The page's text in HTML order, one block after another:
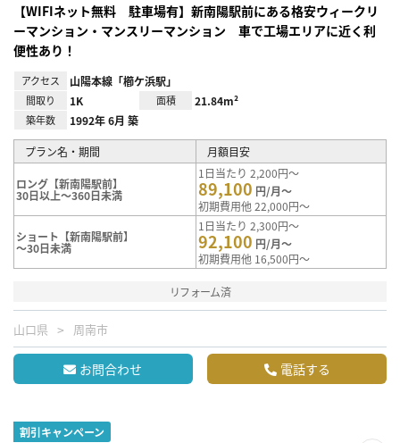
【WIFIネット無料 駐車場有】新南陽駅前にある格安ウィークリ
ーマンション・マンスリーマンション 車で工場エリアに近く利
便性あり！
アクセス 山陽本線「櫛ケ浜駅」
間取り 1K 面積 21.84m²
築年数 1992年 6月 築
プラン名・期間 月額目安
ロング【新南陽駅前】
30日以上～360日未満
1日当たり 2,200円～
89,100 円/月～
初期費用他 22,000円～
ショート【新南陽駅前】
～30日未満
1日当たり 2,300円～
92,100 円/月～
初期費用他 16,500円～
リフォーム済
山口県 周南市
お問合わせ 電話する
割引キャンペーン